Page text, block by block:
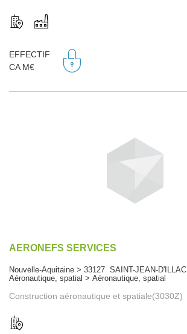
EFFECTIF
CA M€
AERONEFS SERVICES
Nouvelle-Aquitaine > 33127 SAINT-JEAN-D'ILLAC
Aéronautique, spatial > Aéronautique, spatial
Construction aéronautique et spatiale(3030Z)